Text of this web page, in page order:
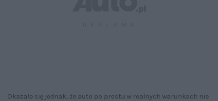
Okazało się jednak, że auto po prostu w realnych warunkach nie